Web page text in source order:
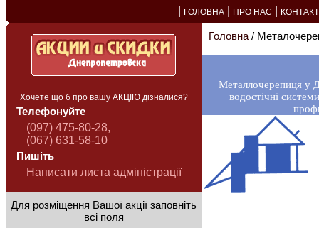
ГОЛОВНА ПРО НАС
Хочете що б про вашу АКЦІЮ дізналися?
Телефонуйте
(097) 475-80-28,
(067) 631-58-10
Пишіть
Написати листа адміністрації
Для розміщення Вашої акції заповніть
всі поля
Головна /
Металлочерепиця у
водостічні